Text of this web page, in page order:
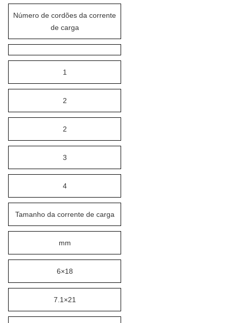
Número de cordões da corrente
de carga
1
2
2
3
4
Tamanho da corrente de carga
mm
6×18
7.1×21